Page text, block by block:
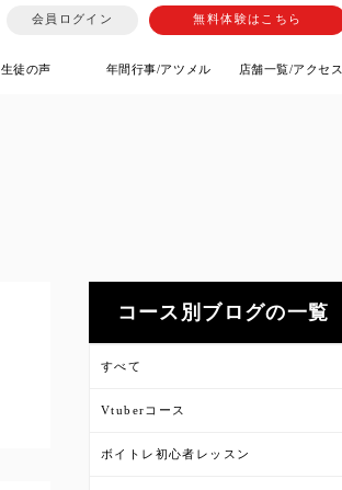
会員ログイン 無料体験はこちら
生徒の声 年間行事/アツメル 店舗一覧/アクセス
コース別ブログの一覧
すべて
Vtuberコース
ボイトレ初心者レッスン